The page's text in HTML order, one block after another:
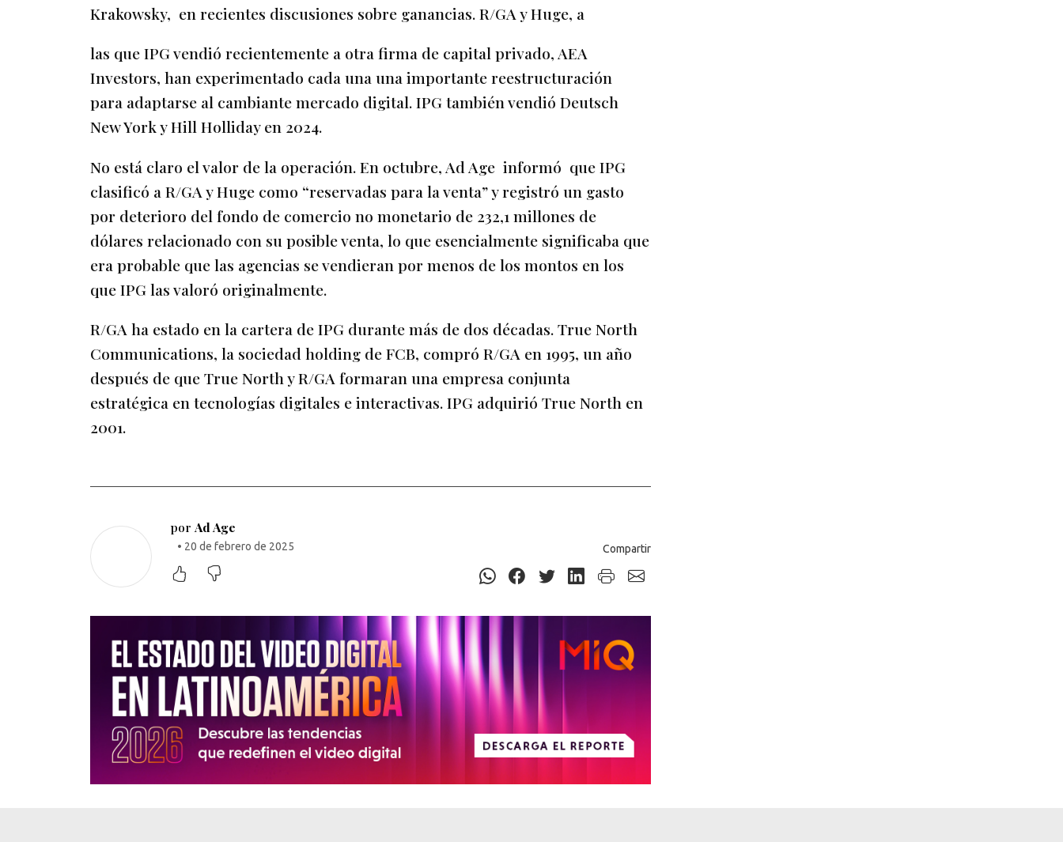
Krakowsky, en recientes discusiones sobre ganancias. R/GA y Huge, a
las que IPG vendió recientemente a otra firma de capital privado, AEA
Investors, han experimentado cada una una importante reestructuración
para adaptarse al cambiante mercado digital. IPG también vendió Deutsch
New York y Hill Holliday en 2024.
No está claro el valor de la operación. En octubre, Ad Age informó que IPG
clasificó a R/GA y Huge como “reservadas para la venta” y registró un gasto
por deterioro del fondo de comercio no monetario de 232,1 millones de
dólares relacionado con su posible venta, lo que esencialmente significaba que
era probable que las agencias se vendieran por menos de los montos en los
que IPG las valoró originalmente.
R/GA ha estado en la cartera de IPG durante más de dos décadas. True North
Communications, la sociedad holding de FCB, compró R/GA en 1995, un año
después de que True North y R/GA formaran una empresa conjunta
estratégica en tecnologías digitales e interactivas. IPG adquirió True North en
2001.
por Ad Age
• 20 de febrero de 2025 Compartir